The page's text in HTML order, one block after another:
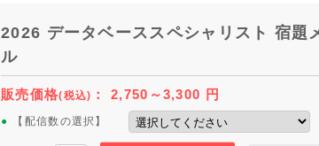
2026 データベーススペシャリスト 宿題
ル
販売価格(税込) ：2,750～3,300 円
● 【配信数の選択】